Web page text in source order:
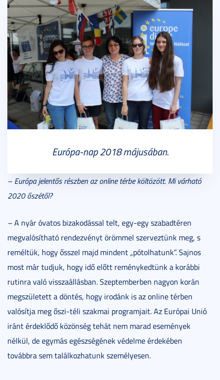
Európa-nap 2018 májusában.
– Európa jelentős részben az online térbe költözött. Mi várható
2020 őszétől?
–A nyár óvatos bizakodással telt, egy-egy szabadtéren
megvalósítható rendezvényt örömmel szerveztünk meg, s
reméltük, hogy ősszel majd mindent „pótolhatunk”. Sajnos
most már tudjuk, hogy idő előtt reménykedtünk a korábbi
rutinra való visszaállásban. Szeptemberben nagyon korán
megszületett a döntés, hogy irodánk is az online térben
valósítja meg őszi-téli szakmai programjait. Az Európai Unió
iránt érdeklődő közönség tehát nem marad események
nélkül, de egymás egészségének védelme érdekében
továbbra sem találkozhatunk személyesen.